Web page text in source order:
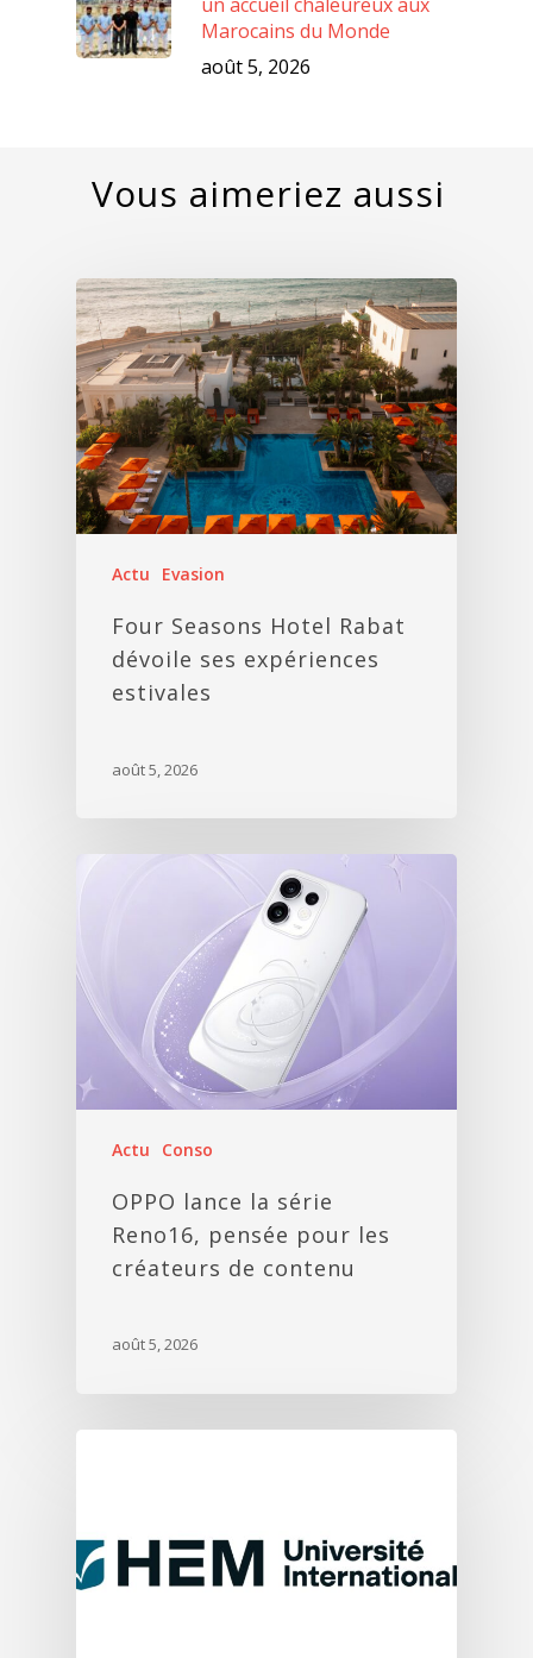
Marocains du Monde
août 5, 2026
Actu Evasion
Four Seasons Hotel Rabat
dévoile ses expériences
estivales
août 5, 2026
Actu Conso
OPPO lance la série
Reno16, pensée pour les
créateurs de contenu
août 5, 2026